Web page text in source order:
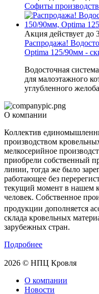
Софиты
Акция действует до
Распродажа!
Optima 125/90мм -
Водосточная
для малоэтажного
углубленного
О компании
Коллектив
производством
мелкосерийное
приобрели собственный
линии, тогда же было
работающее без
текущий момент в нашем
человек. Собственное
продукции дополняется
склада кровельных
зарубежных стран.
Подробнее
2026 © НПЦ Кровля
О компании
Новости